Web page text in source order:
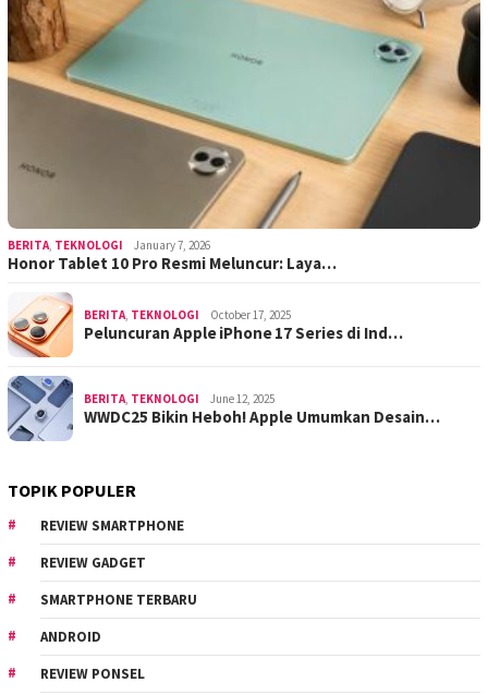
BERITA, TEKNOLOGI January 7, 2026
Honor Tablet 10 Pro Resmi Meluncur: Laya…
BERITA, TEKNOLOGI October 17, 2025
Peluncuran Apple iPhone 17 Series di Ind…
BERITA, TEKNOLOGI June 12, 2025
WWDC25 Bikin Heboh! Apple Umumkan Desain…
TOPIK POPULER
REVIEW SMARTPHONE
REVIEW GADGET
SMARTPHONE TERBARU
ANDROID
REVIEW PONSEL